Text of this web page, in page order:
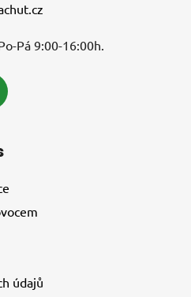
Pá 9:00-16:00h.
údajů